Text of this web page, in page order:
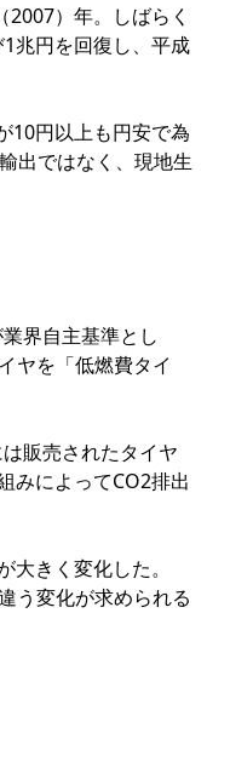
）年。しばらく
兆円を回復し、平成
10円以上も円安で為
出ではなく、現地生
界自主基準とし
ヤを「低燃費タイ
販売されたタイヤ
みによってCO2排出
きく変化した。
う変化が求められる